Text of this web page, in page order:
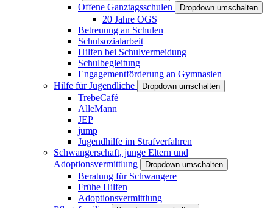
Offene Ganztagsschulen Dropdown umschalten
20 Jahre OGS
Betreuung an Schulen
Schulsozialarbeit
Hilfen bei Schulvermeidung
Schulbegleitung
Engagementförderung an Gymnasien
Hilfe für Jugendliche
Dropdown umschalten
TrebeCafé
AlleMann
JEP
jump
Jugendhilfe im Strafverfahren
Schwangerschaft, junge Eltern und
Adoptionsvermittlung
Dropdown umschalten
Beratung für Schwangere
Frühe Hilfen
Adoptionsvermittlung